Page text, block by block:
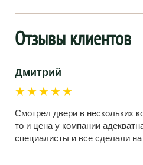
Отзывы клиентов
Дмитрий
★★★★★
Смотрел двери в нескольких
то и цена у компании
специалисты и все сделали